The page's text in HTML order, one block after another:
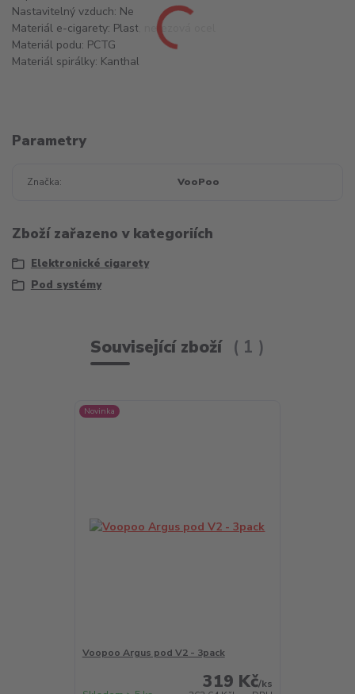
Nastavitelný vzduch: Ne
Materiál e-cigarety: Plast, nerezová ocel
Materiál podu: PCTG
Materiál spirálky: Kanthal
Parametry
Značka VooPoo
Zboží zařazeno v kategoriích
Elektronické cigarety
Pod systémy
Související zboží 1
Novinka
Voopoo Argus pod V2 - 3pack
319 Kč/ks